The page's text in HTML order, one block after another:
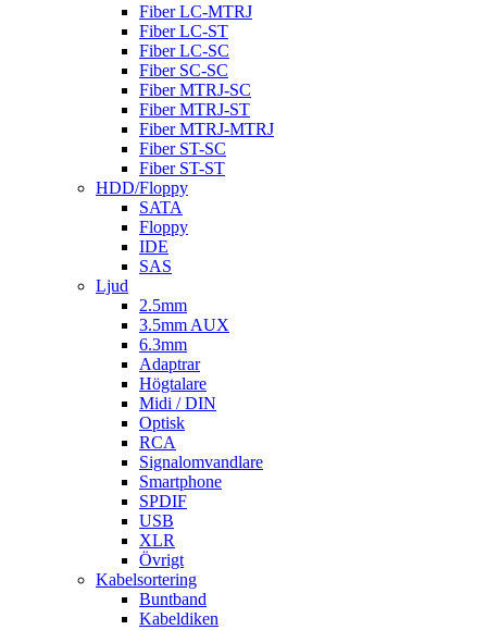
Fiber LC-MTRJ
Fiber LC-ST
Fiber LC-SC
Fiber SC-SC
Fiber MTRJ-SC
Fiber MTRJ-ST
Fiber MTRJ-MTRJ
Fiber ST-SC
Fiber ST-ST
HDD/Floppy
SATA
Floppy
IDE
SAS
Ljud
2.5mm
3.5mm AUX
6.3mm
Adaptrar
Högtalare
Midi / DIN
Optisk
RCA
Signalomvandlare
Smartphone
SPDIF
USB
XLR
Övrigt
Kabelsortering
Buntband
Kabeldiken